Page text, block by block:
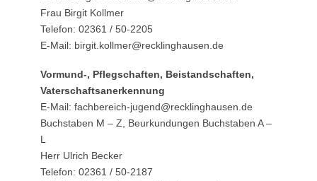
Frau Birgit Kollmer
Telefon: 02361 / 50-2205
E-Mail: birgit.kollmer@recklinghausen.de
Vormund-, Pflegschaften, Beistandschaften,
Vaterschaftsanerkennung
E-Mail: fachbereich-jugend@recklinghausen.de
Buchstaben M – Z, Beurkundungen Buchstaben A –
L
Herr Ulrich Becker
Telefon: 02361 / 50-2187